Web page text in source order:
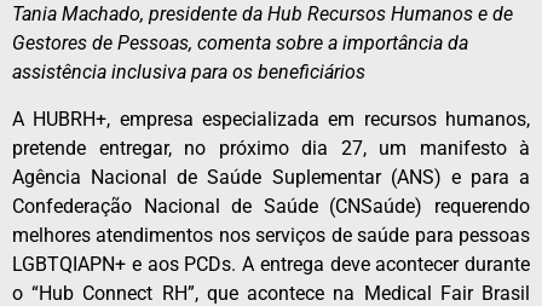
Tania Machado, presidente da Hub Recursos Humanos e de
Gestores de Pessoas, comenta sobre a importância da
assistência inclusiva para os beneficiários
A HUBRH+, empresa especializada em recursos humanos,
pretende entregar, no próximo dia 27, um manifesto à
Agência Nacional de Saúde Suplementar (ANS) e para a
Confederação Nacional de Saúde (CNSaúde) requerendo
melhores atendimentos nos serviços de saúde para pessoas
LGBTQIAPN+ e aos PCDs. A entrega deve acontecer durante
o “Hub Connect RH”, que acontece na Medical Fair Brasil